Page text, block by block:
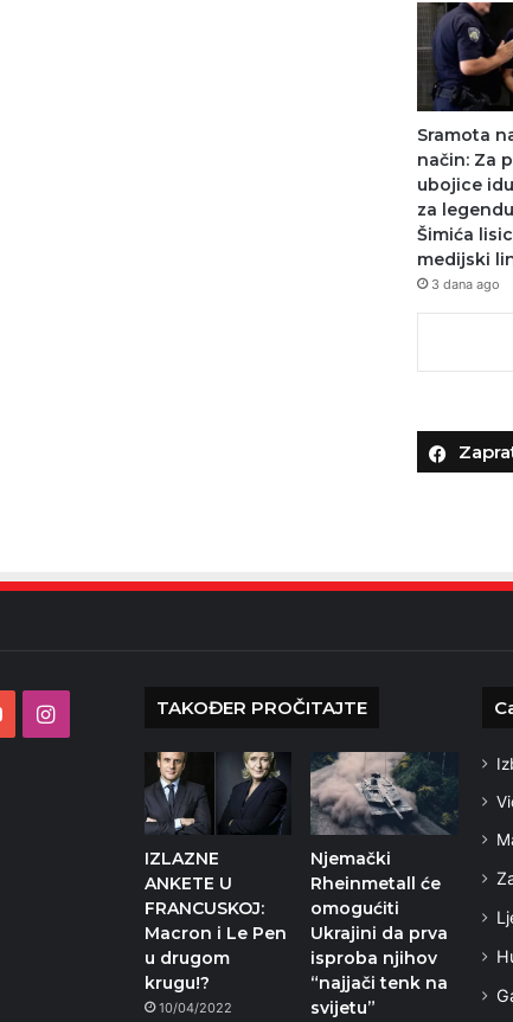
Sramota
način: Za
ubojice
za
Šimića
medijski
3 dana ago
YouTubeInstagram TAKOĐER PROČITAJTE
IZLAZNE
ANKETE U
FRANCUSKOJ:
Macron i Le Pen
u drugom
krugu!?
10/04/2022
Njemački
Rheinmetall će
omogućiti
Ukrajini da prva
isproba njihov
“najjači tenk na
svijetu”